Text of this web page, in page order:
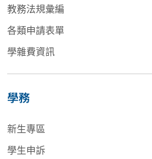
教務法規彙編
各類申請表單
學雜費資訊
學務
新生專區
學生申訴